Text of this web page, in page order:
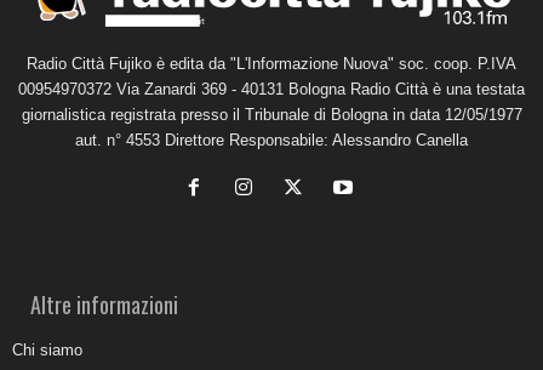
Radio Città Fujiko è edita da "L'Informazione Nuova" soc. coop. P.IVA
00954970372 Via Zanardi 369 - 40131 Bologna Radio Città è una testata
giornalistica registrata presso il Tribunale di Bologna in data 12/05/1977
aut. n° 4553 Direttore Responsabile: Alessandro Canella
Altre informazioni
Chi siamo